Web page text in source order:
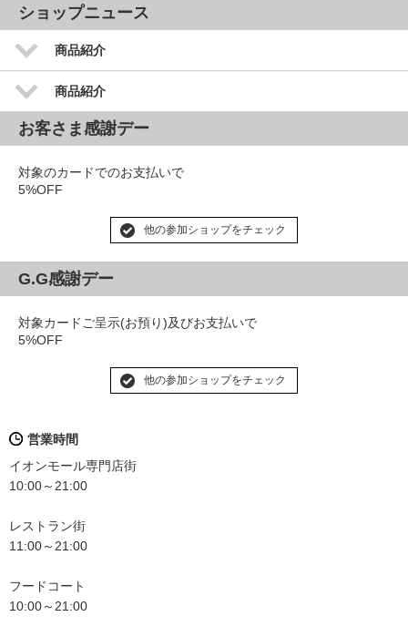
ショップニュース
商品紹介
商品紹介
お客さま感謝デー
対象のカードでのお支払いで
5%OFF
他の参加ショップをチェック
G.G感謝デー
対象カードご呈示(お預り)及びお支払いで
5%OFF
他の参加ショップをチェック
営業時間
イオンモール専門店街
10:00～21:00
レストラン街
11:00～21:00
フードコート
10:00～21:00